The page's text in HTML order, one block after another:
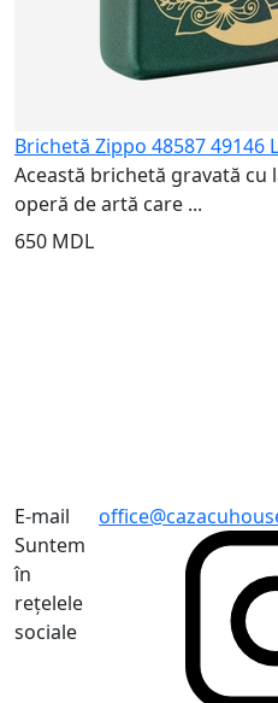
Brichetă Zippo 48587 49146
Această brichetă gravată cu
operă de artă care ...
650 MDL
E-mail
Suntem
în
rețelele
sociale